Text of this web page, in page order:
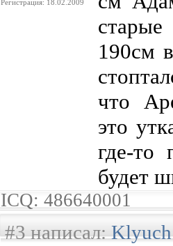
Регистрация: 18.02.2009
190см
что
это
где-
будет
ICQ: 486640001
#3 написал:Klyuch